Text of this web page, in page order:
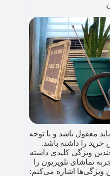
معقول باشد و با توجه
خرید را داشته باشد.
ویژگی کلیدی داشته
تماشای تلویزیون را
ویژگی‌ها اشاره می‌کنم: